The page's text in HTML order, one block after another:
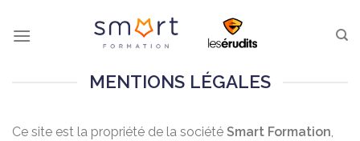
MENTIONS LÉGALES
Ce site est la propriété de la société Smart Formation,